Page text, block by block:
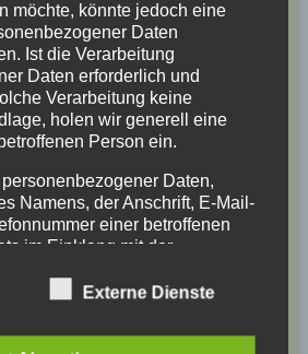
möchte, könnte jedoch eine
Daten
Ist die Verarbeitung
Daten erforderlich und
Verarbeitung keine
holen wir generell eine
Person ein.
Daten,
Namens, der Anschrift, E-Mail-
einer betroffenen
im Einklang mit der
mit den für uns geltenden
möchte unser
Externe Dienste